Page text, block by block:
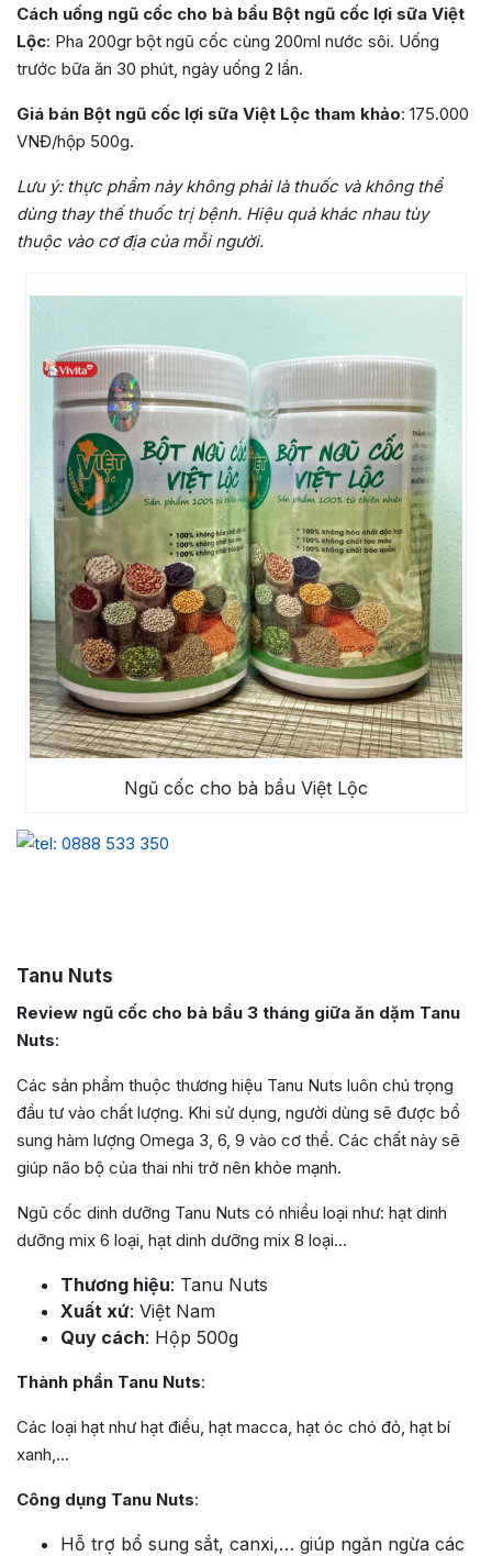
Cách uống ngũ cốc cho bà bầu Bột ngũ cốc lợi sữa Việt
Lộc: Pha 200gr bột ngũ cốc cùng 200ml nước sôi. Uống
trước bữa ăn 30 phút, ngày uống 2 lần.
Giá bán Bột ngũ cốc lợi sữa Việt Lộc tham khảo: 175.000
VNĐ/hộp 500g.
Lưu ý: thực phẩm này không phải là thuốc và không thể
dùng thay thế thuốc trị bệnh. Hiệu quả khác nhau tùy
thuộc vào cơ địa của mỗi người.
Ngũ cốc cho bà bầu Việt Lộc
Tanu Nuts
Review ngũ cốc cho bà bầu 3 tháng giữa ăn dặm Tanu
Nuts:
Các sản phẩm thuộc thương hiệu Tanu Nuts luôn chú trọng
đầu tư vào chất lượng. Khi sử dụng, người dùng sẽ được bổ
sung hàm lượng Omega 3, 6, 9 vào cơ thể. Các chất này sẽ
giúp não bộ của thai nhi trở nên khỏe mạnh.
Ngũ cốc dinh dưỡng Tanu Nuts có nhiều loại như: hạt dinh
dưỡng mix 6 loại, hạt dinh dưỡng mix 8 loại…
Thương hiệu: Tanu Nuts
Xuất xứ: Việt Nam
Quy cách: Hộp 500g
Thành phần Tanu Nuts:
Các loại hạt như hạt điều, hạt macca, hạt óc chó đỏ, hạt bí
xanh,…
Công dụng Tanu Nuts:
Hỗ trợ bổ sung sắt, canxi,… giúp ngăn ngừa các